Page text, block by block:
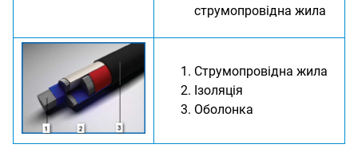
струмопровідна жила
Струмопровідна жила
Ізоляція
Оболонка